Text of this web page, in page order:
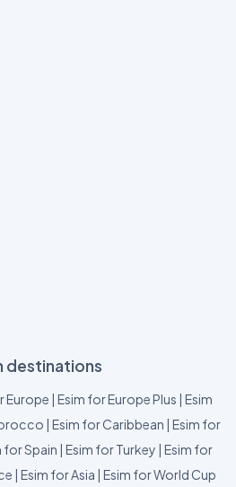
destinations
Europe | Esim for Europe Plus | Esim
| Esim for Caribbean | Esim for
for Spain | Esim for Turkey | Esim for
| Esim for Asia | Esim for World Cup